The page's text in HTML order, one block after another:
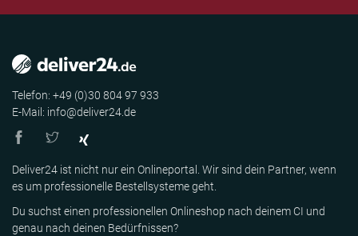
Telefon: +49 (0)30 804 97 933
E-Mail: info@deliver24.de
Deliver24 ist nicht nur ein Onlineportal. Wir sind dein Partner, wenn
es um professionelle Bestellsysteme geht.
Du suchst einen professionellen Onlineshop nach deinem CI und
genau nach deinen Bedürfnissen?